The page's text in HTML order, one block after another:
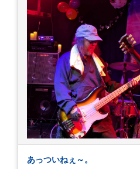
あっついねぇ～。